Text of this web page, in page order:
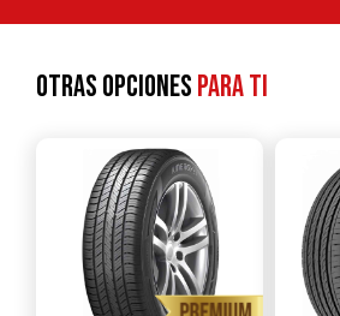
Otras opcionespara ti